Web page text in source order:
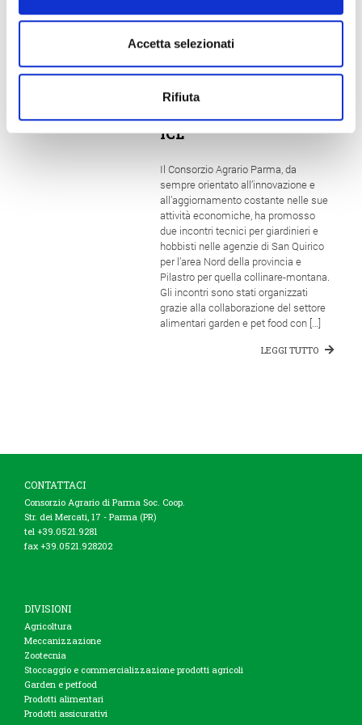
Accetta selezionati
Rifiuta
15 Dicembre 2025
A San Quirico e
tecnici per i giardinieri
in collaborazione con
ICL
Il Consorzio Agrario Parma, da
sempre orientato all’innovazione e
all’aggiornamento costante nelle sue
attività economiche, ha promosso
due incontri tecnici per giardinieri e
hobbisti nelle agenzie di San Quirico
per l’area Nord della provincia e
Pilastro per quella collinare-montana.
Gli incontri sono stati organizzati
grazie alla collaborazione del settore
alimentari garden e pet food con […]
LEGGI TUTTO
CONTATTACI
Consorzio Agrario di Parma Soc. Coop.
Str. dei Mercati, 17 - Parma (PR)
tel +39.0521.9281
fax +39.0521.928202
DIVISIONI
Agricoltura
Meccanizzazione
Zootecnia
Stoccaggio e commercializzazione prodotti agricoli
Garden e petfood
Prodotti alimentari
Prodotti assicurativi